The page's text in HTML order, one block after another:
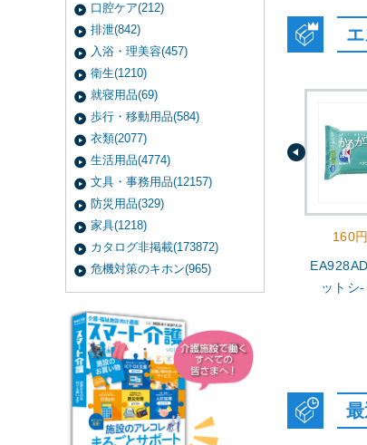
口腔ケア(212)
排泄(842)
入浴・理美容(457)
衛生(1210)
就寝用品(69)
歩行・移動用品(584)
衣類(2077)
生活用品(4774)
文具・事務用品(12157)
防災用品(329)
家具(1218)
カタログ非掲載(173872)
危機対策のキホン(965)
160
ットシ